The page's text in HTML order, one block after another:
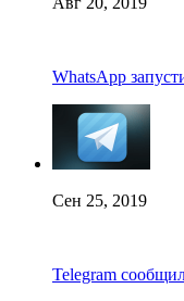
WhatsApp
Сен 25, 2019
Telegram